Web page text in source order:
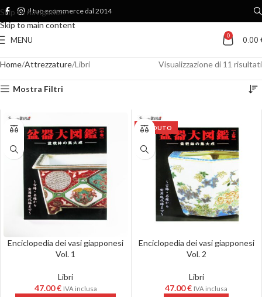
Skip to navigation
Skip to main content
Il tuo ecommerce dal 2014
MENU 0 0.00
Home Attrezzature Libri Visualizzazione di 11 risultati
Mostra Filtri
Enciclopedia dei vasi giapponesi
Vol. 1
Libri
47.00€ IVA inclusa
VENDUTO
Enciclopedia dei vasi giapponesi
Vol. 2
Libri
47.00€ IVA inclusa